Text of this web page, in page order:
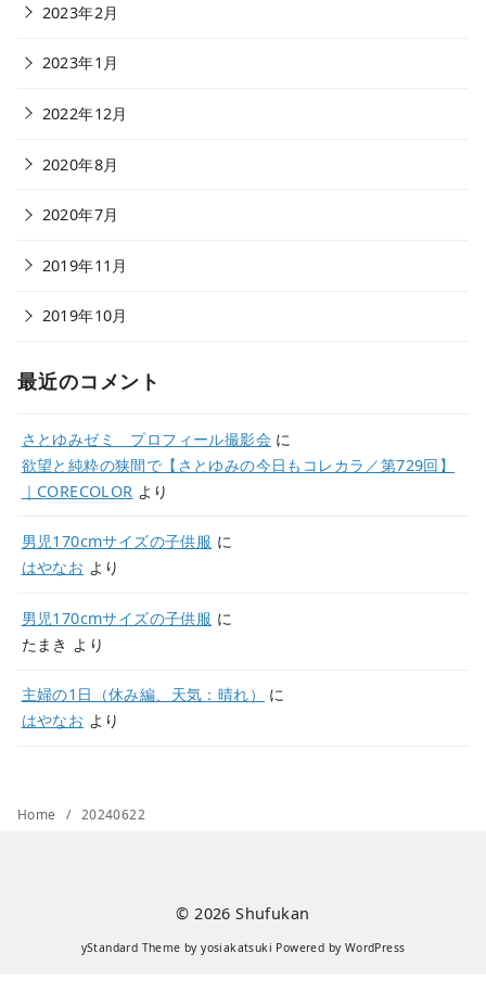
2023年2月
2023年1月
2022年12月
2020年8月
2020年7月
2019年11月
2019年10月
最近のコメント
さとゆみゼミ プロフィール撮影会 に
欲望と純粋の狭間で【さとゆみの今日もコレカラ／第729回】
｜CORECOLOR より
男児170cmサイズの子供服 に
はやなお より
男児170cmサイズの子供服 に
たまき より
主婦の1日（休み編、天気：晴れ）
に
はやなお より
Home 20240622
© 2026Shufukan
yStandard Theme byyosiakatsuki Powered by WordPress